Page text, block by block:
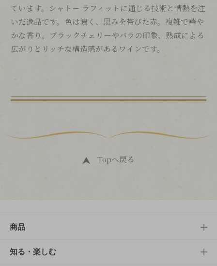
ています。シャトー ラフィットに通じる技術と情熱を注
いだ逸品です。色は濃く、黒みを帯びた赤。複雑で華や
かな香り。ブラックチェリーやバラの印象、熟成による
広がりとリッチな構造感があるワインです。
Topへ戻る
商品
商品TOP
知る・楽しむ